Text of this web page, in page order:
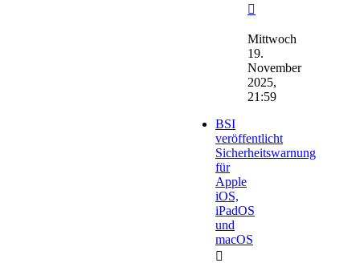
Beitrag
Mittwoch
19.
November
2025,
21:59
BSI
veröffentlicht
Sicherheitswarnung
für
Apple
iOS,
iPadOS
und
macOS